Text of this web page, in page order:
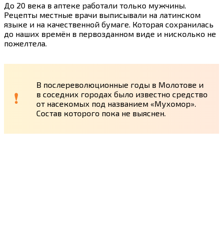
До 20 века в аптеке работали только мужчины.
Рецепты местные врачи выписывали на латинском
языке и на качественной бумаге. Которая сохранилась
до наших времён в первозданном виде и нисколько не
пожелтела.
В послереволюционные годы в Молотове и
в соседних городах было известно средство
от насекомых под названием «Мухомор».
Состав которого пока не выяснен.